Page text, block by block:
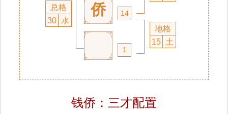
总格
30 水
侨 14
1
地格
15 土
钱侨：三才配置